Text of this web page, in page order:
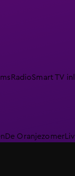
RadioSmart TV
De Oranjezomer